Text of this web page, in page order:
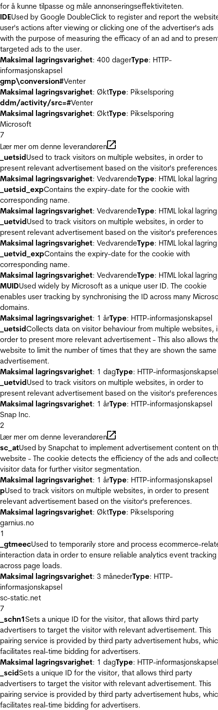
for å kunne tilpasse og måle annonseringseffektiviteten.
IDEUsed by Google DoubleClick to register and report the
user's actions after viewing or clicking one of the advertiser's ads
with the purpose of measuring the efficacy of an ad and to
targeted ads to the user.
Maksimal lagringsvarighet: 400 dagerType: HTTP-
informasjonskapsel
gmp\conversion#Venter
Maksimal lagringsvarighet: ØktType: Pikselsporing
ddm/activity/src=#Venter
Maksimal lagringsvarighet: ØktType: Pikselsporing
Microsoft
7
Lær mer om denne leverandøren
_uetsidUsed to track visitors on multiple websites, in order to
present relevant advertisement based on the visitor's
Maksimal lagringsvarighet: VedvarendeType: HTML lokal lagring
_uetsid_expContains the expiry-date for the cookie with
corresponding name.
Maksimal lagringsvarighet: VedvarendeType: HTML lokal lagring
_uetvidUsed to track visitors on multiple websites, in order to
present relevant advertisement based on the visitor's
Maksimal lagringsvarighet: VedvarendeType: HTML lokal lagring
_uetvid_expContains the expiry-date for the cookie with
corresponding name.
Maksimal lagringsvarighet: VedvarendeType: HTML lokal lagring
MUIDUsed widely by Microsoft as a unique user ID. The cookie
enables user tracking by synchronising the ID across many
domains.
Maksimal lagringsvarighet: 1 årType: HTTP-informasjonskapsel
_uetsidCollects data on visitor behaviour from multiple websites,
order to present more relevant advertisement - This also allows
website to limit the number of times that they are shown the same
advertisement.
Maksimal lagringsvarighet: 1 dagType: HTTP-informasjonskapsel
_uetvidUsed to track visitors on multiple websites, in order to
present relevant advertisement based on the visitor's
Maksimal lagringsvarighet: 1 årType: HTTP-informasjonskapsel
Snap Inc.
2
Lær mer om denne leverandøren
sc_atUsed by Snapchat to implement advertisement content on
website - The cookie detects the efficiency of the ads and
visitor data for further visitor segmentation.
Maksimal lagringsvarighet: 1 årType: HTTP-informasjonskapsel
pUsed to track visitors on multiple websites, in order to present
relevant advertisement based on the visitor's preferences.
Maksimal lagringsvarighet: ØktType: Pikselsporing
garnius.no
1
_gtmeecUsed to temporarily store and process ecommerce-
interaction data in order to ensure reliable analytics event tracking
across page loads.
Maksimal lagringsvarighet: 3 månederType: HTTP-
informasjonskapsel
sc-static.net
7
_schn1Sets a unique ID for the visitor, that allows third party
advertisers to target the visitor with relevant advertisement. This
pairing service is provided by third party advertisement hubs,
facilitates real-time bidding for advertisers.
Maksimal lagringsvarighet: 1 dagType: HTTP-informasjonskapsel
_scidSets a unique ID for the visitor, that allows third party
advertisers to target the visitor with relevant advertisement. This
pairing service is provided by third party advertisement hubs,
facilitates real-time bidding for advertisers.